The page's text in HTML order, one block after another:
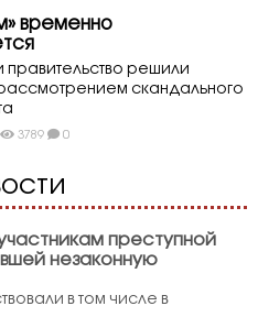
временно
решили
скандального
3789 0
преступной
незаконную
в том числе в